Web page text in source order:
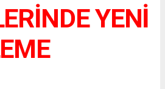
YENİ